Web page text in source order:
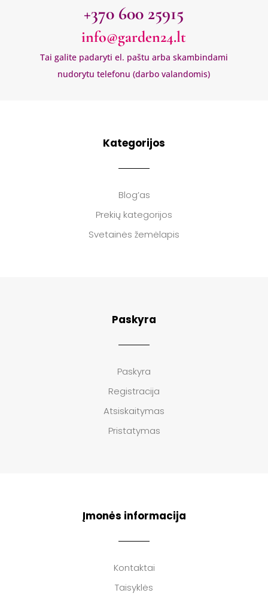
+370 600 25915
info@garden24.lt
Tai galite padaryti el. paštu arba skambindami
nudorytu telefonu (darbo valandomis)
Kategorijos
Blog’as
Prekių kategorijos
Svetainės žemėlapis
Paskyra
Paskyra
Registracija
Atsiskaitymas
Pristatymas
Įmonės informacija
Kontaktai
Taisyklės